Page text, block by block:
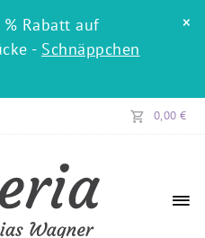
Rabatt auf
- Schnäppchen
×
0,00 €